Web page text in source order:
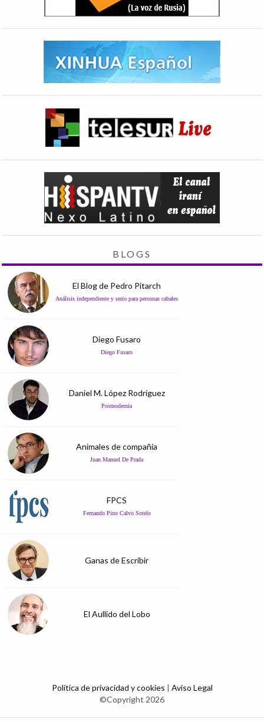
BLOGS
El Blog de Pedro Pitarch
Análisis independiente y serio para personas cabales
Diego Fusaro
Diego Fusaro
Daniel M. López Rodríguez
Posmodernia
Animales de compañía
Juan Manuel De Prada
FPCS
Fernando Pino Calvo Sotelo
Ganas de Escribir
El Aullido del Lobo
Política de privacidad y cookies | Aviso Legal
©Copyright 2026